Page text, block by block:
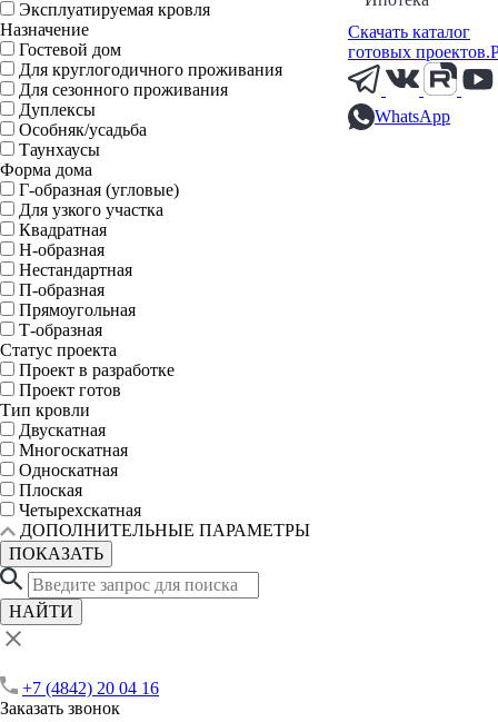
Скачать каталог
готовых
WhatsApp
Эксплуатируемая кровля
Назначение
Гостевой дом
Для круглогодичного проживания
Для сезонного проживания
Дуплексы
Особняк/усадьба
Таунхаусы
Форма дома
Г-образная (угловые)
Для узкого участка
Квадратная
Н-образная
Нестандартная
П-образная
Прямоугольная
Т-образная
Статус проекта
Проект в разработке
Проект готов
Тип кровли
Двускатная
Многоскатная
Односкатная
Плоская
Четырехскатная
ДОПОЛНИТЕЛЬНЫЕ ПАРАМЕТРЫ
ПОКАЗАТЬ
НАЙТИ
+7 (4842) 20 04 16
Заказать звонок